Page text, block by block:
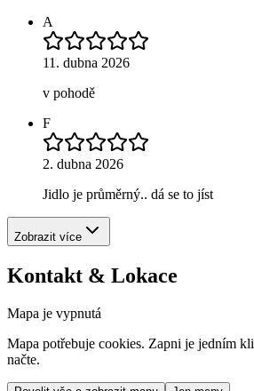
A
11. dubna 2026
v pohodě
F
2. dubna 2026
Jidlo je průměrný.. dá se to jíst
Zobrazit více
Kontakt & Lokace
Mapa je vypnutá
Mapa potřebuje cookies. Zapni je jedním
načte.